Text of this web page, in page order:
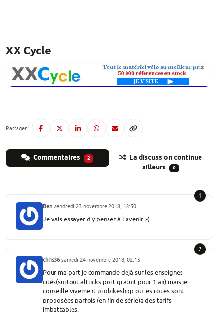
XX Cycle
Partager :
Commentaires 2
La discussion continue
ailleurs
0
1
Ben vendredi 23 novembre 2018, 18:50
Je vais essayer d'y penser à l'avenir ;-)
2
chris36 samedi 24 novembre 2018, 02:15
Pour ma part je commande déjà sur les enseignes
cités(surtout altricks port gratuit pour 1 an) mais je
conseille vivement probikeshop ou les roues sont
proposées parfois (en fin de série)a des tarifs
imbattables.